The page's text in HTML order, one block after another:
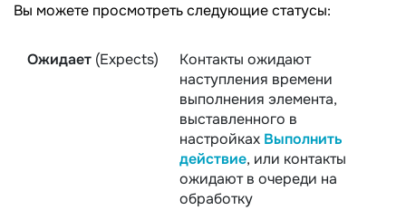
Вы можете просмотреть следующие статусы:
Ожидает (Expects)
Контакты ожидают
наступления времени
выполнения элемента,
выставленного в
настройках Выполнить
действие, или контакты
ожидают в очереди на
обработку